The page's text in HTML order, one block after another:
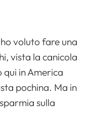
voluto fare una
vista la canicola
qui in America
pochina. Ma in
sulla